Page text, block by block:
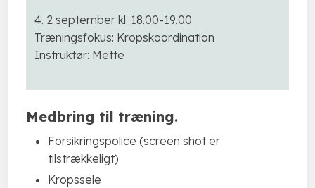
4. 2 september kl. 18.00-19.00
Træningsfokus: Kropskoordination
Instruktør:​ Mette
​Medbring til træning.
Forsikringspolice (screen shot er
tilstrækkeligt)
Kropssele